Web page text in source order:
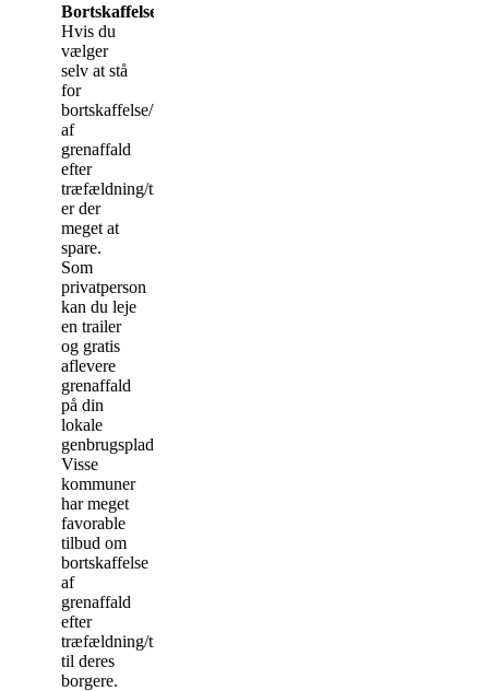
Bortskaffelse
Hvis du
vælger
selv at stå
for
bortskaffelse/bortkørsel
af
grenaffald
efter
træfældning/træbeskæring,
er der
meget at
spare.
Som
privatperson
kan du leje
en trailer
og gratis
aflevere
grenaffald
på din
lokale
genbrugsplads.
Visse
kommuner
har meget
favorable
tilbud om
bortskaffelse
af
grenaffald
efter
træfældning/træbeskæring
til deres
borgere.